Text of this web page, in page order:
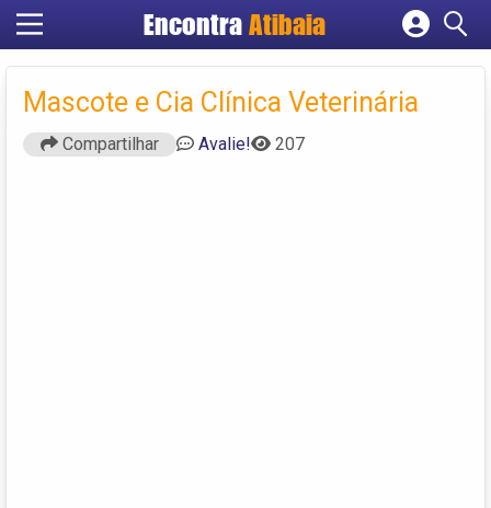
Encontra Atibaia
Cadastrar empresa
Criar conta
Mascote e Cia Clínica Veterinária
Compartilhar Avalie! 207